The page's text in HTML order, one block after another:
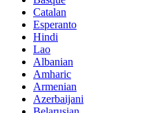
Catalan
Esperanto
Hindi
Lao
Albanian
Amharic
Armenian
Azerbaijani